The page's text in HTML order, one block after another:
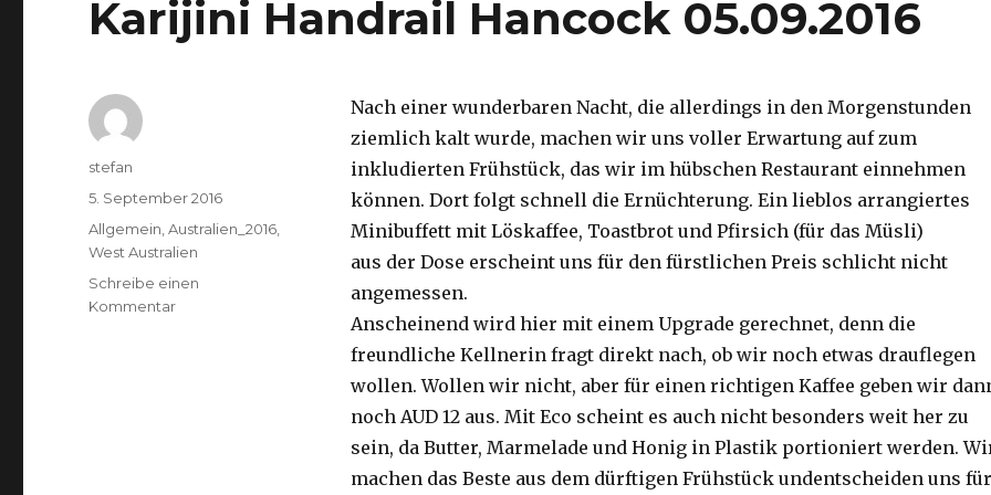
Karijini Handrail Hancock 05.09.2016
Nach einer wunderbaren Nacht, die allerdings in den Morgenstunden
ziemlich kalt wurde, machen wir uns voller Erwartung auf zum
inkludierten Frühstück, das wir im hübschen Restaurant einnehmen
können. Dort folgt schnell die Ernüchterung. Ein lieblos arrangiertes
Minibuffett mit Löskaffee, Toastbrot und Pfirsich (für das Müsli)
aus der Dose erscheint uns für den fürstlichen Preis schlicht nicht
angemessen.
Anscheinend wird hier mit einem Upgrade gerechnet, denn die
freundliche Kellnerin fragt direkt nach, ob wir noch etwas drauflegen
wollen. Wollen wir nicht, aber für einen richtigen Kaffee geben wir
noch AUD 12 aus. Mit Eco scheint es auch nicht besonders weit her zu
sein, da Butter, Marmelade und Honig in Plastik portioniert werden.
machen das Beste aus dem dürftigen Frühstück undentscheiden uns für
Autor
stefan
Veröffentlicht
am
5. September 2016
Kategorien
Allgemein ,Australien_2016
West Australien
Schreibe einen
Kommentarzu